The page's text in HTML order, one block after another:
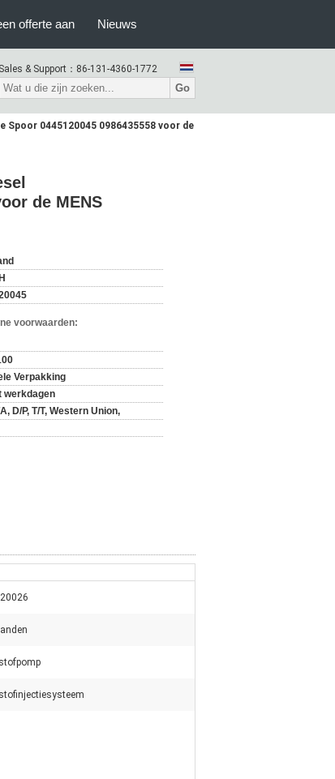
offerte aan Nieuws
Sales & Support： 86-131-4360-1772
Go
Spoor 0445120045 0986435558 voor de
de MENS
voorwaarden:
Verpakking
werkdagen
D/P, T/T, Western Union,